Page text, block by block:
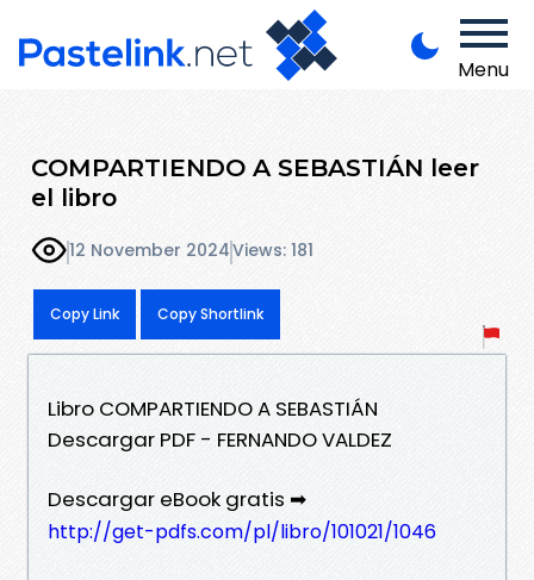
Menu
COMPARTIENDO A SEBASTIÁN leer
el libro
12 November 2024Views: 181
Copy Link Copy Shortlink
Libro COMPARTIENDO A SEBASTIÁN
Descargar PDF - FERNANDO VALDEZ
Descargar eBook gratis ➡
http://get-pdfs.com/pl/libro/101021/1046